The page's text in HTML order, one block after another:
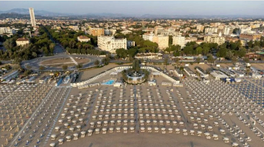
Grand
Hotel
Rimini,
storia
e
film